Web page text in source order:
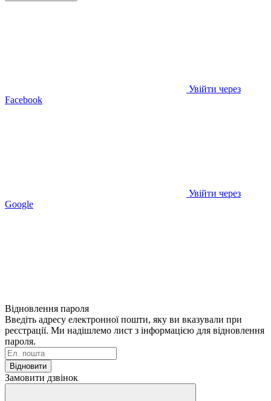
Увійти через
Facebook
Увійти через
Google
Відновлення пароля
Введіть адресу електронної пошти, яку ви вказували при
реєстрації. Ми надішлемо лист з інформацією для відновлення
пароля.
Відновити
Замовити дзвінок